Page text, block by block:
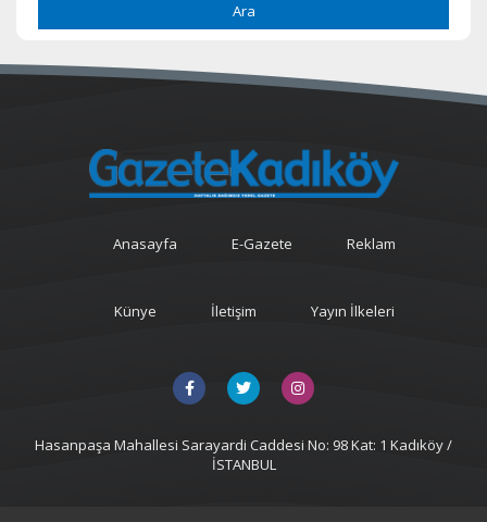
Ara
Anasayfa E-Gazete Reklam
Künye İletişim Yayın İlkeleri
Hasanpaşa Mahallesi Sarayardi Caddesi No: 98 Kat: 1 Kadıköy /
İSTANBUL